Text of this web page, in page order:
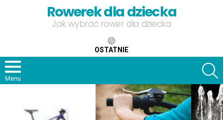
Rowerek dla dziecka
Jak wybrać rower dla dziecka
OSTATNIE
Menu